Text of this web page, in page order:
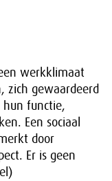
werkklimaat
zich gewaardeerd
hun functie,
Een sociaal
door
Er is geen